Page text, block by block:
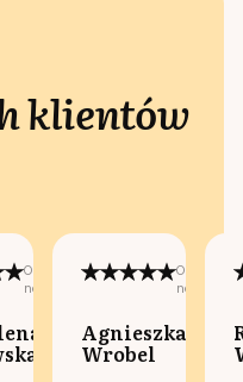
klientów
Opublikowano
na:
na:
Agnieszka
Wrobel